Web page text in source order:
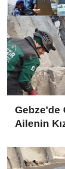
Gebze'de
Ailenin